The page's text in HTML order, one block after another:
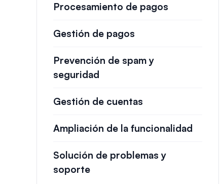
Procesamiento de pagos
Gestión de pagos
Prevención de spam y
seguridad
Gestión de cuentas
Ampliación de la funcionalidad
Solución de problemas y
soporte